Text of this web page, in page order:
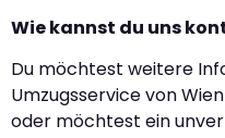
Wie kannst du uns
Du möchtest weitere
Umzugsservice von
oder möchtest ein